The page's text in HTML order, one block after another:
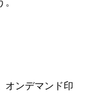
オンデマンド印